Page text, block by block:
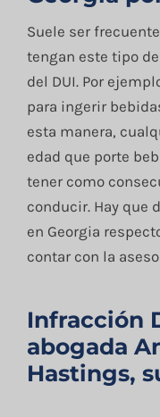
Suele ser
tengan este tipo
del DUI. Por
para ingerir
esta manera,
edad que porte
tener como
conducir. Hay que
en Georgia
contar con la
Infracción
abogada
Hastings,